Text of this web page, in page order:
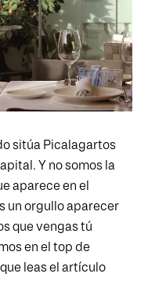
sitúa Picalagartos
Y no somos la
aparece en el
un orgullo aparecer
que vengas tú
en el top de
leas el artículo